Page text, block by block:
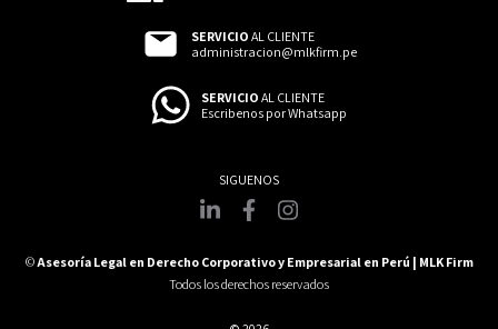
SERVICIO AL CLIENTE
administracion@mlkfirm.pe
SERVICIO AL CLIENTE
Escribenos por Whatsapp
©Asesoría Legal en Derecho Corporativo y Empresarial en Perú | MLK Firm
Todos los derechos reservados